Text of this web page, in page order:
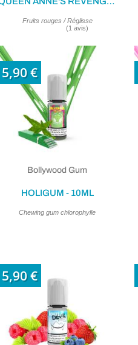
Fruits rouges / Réglisse
5,90 €
Bollywood Gum
HOLIGUM - 10ML
Chewing gum chlorophylle
5,90 €